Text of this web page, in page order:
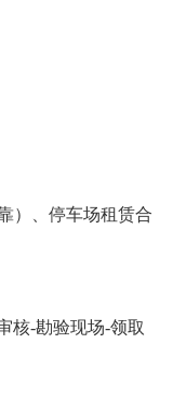
）、停车场租赁合
核-勘验现场-领取